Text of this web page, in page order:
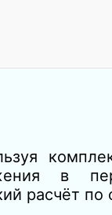
в
расчёт